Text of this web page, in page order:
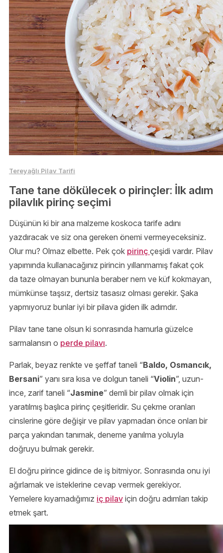
Tereyağlı Pilav Tarifi
Tane tane dökülecek o pirinçler: İlk adım
pilavlık pirinç seçimi
Düşünün ki bir ana malzeme koskoca tarife adını
yazdıracak ve siz ona gereken önemi vermeyeceksiniz.
Olur mu? Olmaz elbette. Pek çok pirinç çeşidi vardır. Pilav
yapımında kullanacağınız pirincin yıllanmamış fakat çok
da taze olmayan bununla beraber nem ve küf kokmayan,
mümkünse taşsız, dertsiz tasasız olması gerekir. Şaka
yapmıyoruz bunlar iyi bir pilava giden ilk adımdır.
Pilav tane tane olsun ki sonrasında hamurla güzelce
sarmalansın o perde pilavı.
Parlak, beyaz renkte ve şeffaf taneli “Baldo, Osmancık,
Bersani” yanı sıra kısa ve dolgun taneli “Violin”, uzun-
ince, zarif taneli “Jasmine” demli bir pilav olmak için
yaratılmış başlıca pirinç çeşitleridir. Su çekme oranları
cinslerine göre değişir ve pilav yapmadan önce onları bir
parça yakından tanımak, deneme yanılma yoluyla
doğruyu bulmak gerekir.
El doğru pirince gidince de iş bitmiyor. Sonrasında onu iyi
ağırlamak ve isteklerine cevap vermek gerekiyor.
Yemelere kıyamadığımız iç pilav için doğru adımları takip
etmek şart.